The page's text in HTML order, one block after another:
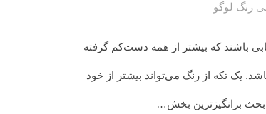
رنگ لوگو
باشند که بیشتر از همه دست‌کم گرفته‌
یک‌ تکه از رنگ می‌تواند بیشتر از خود
بحث برانگیزترین بخش…